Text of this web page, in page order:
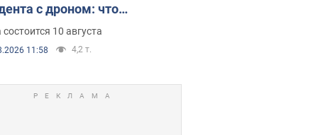
с дроном: что
состоится 10 августа
11:58 4,2 т.